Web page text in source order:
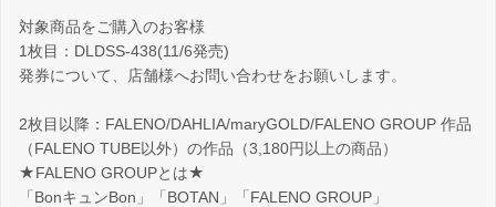
対象商品をご購入のお客様
1枚目：DLDSS-438(11/6発売)
発券について、店舗様へお問い合わせをお願いします。
2枚目以降：FALENO/DAHLIA/maryGOLD/FALENO GROUP 作品
（FALENO TUBE以外）の作品（3,180円以上の商品）
★FALENO GROUPとは★
「BonキュンBon」「BOTAN」「FALENO GROUP」